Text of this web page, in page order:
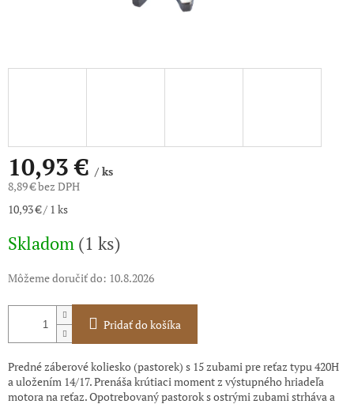
10,93 €/ ks
8,89 € bez DPH
Jednotková
10,93 € / 1 ks
Skladom (1 ks)
Môžeme doručiť do: 10.8.2026
Pridať do košíka
Predné záberové koliesko (pastorek) s 15 zubami pre reťaz typu 420H
a uložením 14/17. Prenáša krútiaci moment z výstupného hriadeľa
motora na reťaz. Opotrebovaný pastorok s ostrými zubami strháva a